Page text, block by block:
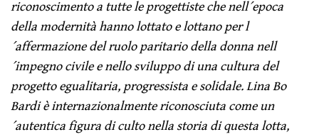
riconoscimento a tutte le progettiste che nell´epoca
della modernità hanno lottato e lottano per l
´affermazione del ruolo paritario della donna nell
´impegno civile e nello sviluppo di una cultura del
progetto egualitaria, progressista e solidale. Lina Bo
Bardi è internazionalmente riconosciuta come un
´autentica figura di culto nella storia di questa lotta,